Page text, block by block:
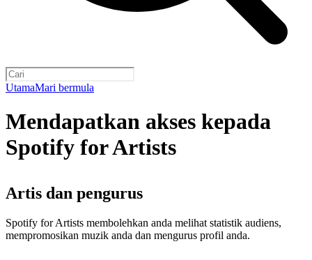
UtamaMari bermula
Mendapatkan akses kepada
Spotify for Artists
Artis dan pengurus
Spotify for Artists membolehkan anda melihat statistik audiens,
mempromosikan muzik anda dan mengurus profil anda.